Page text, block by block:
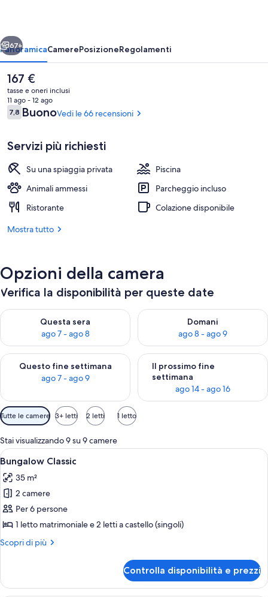
Piscina stagionale all'aperto
Avanti
67+
PanoramicaCamerePosizioneRegolamenti
Il
prezzo
attuale
è
167 €
167 €
tasse e oneri inclusi
11 ago - 12 ago
Recensioni
7,87,8 su 10
BuonoVedi le 66 recensioni
Servizi più richiesti
Su una spiaggia privata
Piscina
Animali ammessi
Parcheggio incluso
Ristorante
Colazione disponibile
Mostra tutto
Opzioni della camera
Verifica la disponibilità per queste date
Questa sera
ago 7 - ago 8
Verifica la disponibilità per questa sera, ago 7 - ago 8
Domani
ago 8 - ago 9
Verifica la disponibilità per
Questo fine settimana
ago 7 - ago 9
Verifica la disponibilità per questo fine settimana, ago 7 - ago
Il prossimo fine
settimana
ago 14 - ago 16
Verifica la disponibilità per il
Filtri
disponibili
per
le
camere
Tutte le camere 3+ letti 2 letti 1 letto
Stai visualizzando 9 su 9 camere
Apri
tutte
le
foto
per
Bungalow
Classic
Una camera da letto con un letto,
10
Bungalow Classic
35 m²
2 camere
Per 6 persone
1 letto matrimoniale e 2 letti a castello (singoli)
Scopri di più
Altri
Classic
Controlla disponibilità e prezzi